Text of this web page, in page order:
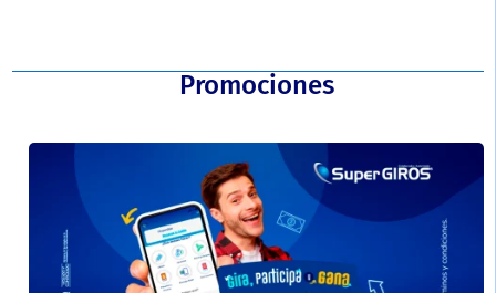
Promociones